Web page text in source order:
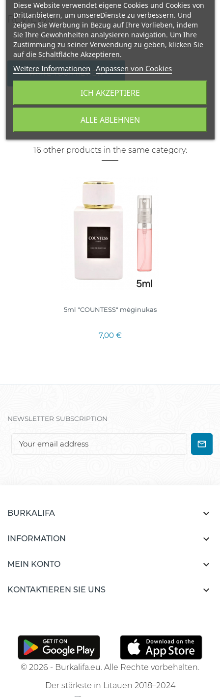
REVIEWS
WRITE YOUR REVIEW
16 other products in the same category:
5ml "COUNTESS" mėginukas
7,00 €
NEWSLETTER SUBSCRIPTION
BURKALIFA 
INFORMATION 
MEIN KONTO 
KONTAKTIEREN SIE UNS 
© 2026 - Burkalifa.eu. Alle Rechte vorbehalten.
Der stärkste in Litauen 2018–2024
Diese Website verwendet eigene Cookies und Cookies von
Drittanbietern, um unsereDienste zu verbessern. Und
zeigen Sie Werbung in Bezug auf Ihre Vorlieben, indem
Sie Ihre Gewohnheiten analysieren navigation. Um Ihre
Zustimmung zu seiner Verwendung zu geben, klicken Sie
auf die Schaltfläche Akzeptieren.
Weitere Informationen Anpassen von Cookies
ALLE ABLEHNEN
ICH AKZEPTIERE